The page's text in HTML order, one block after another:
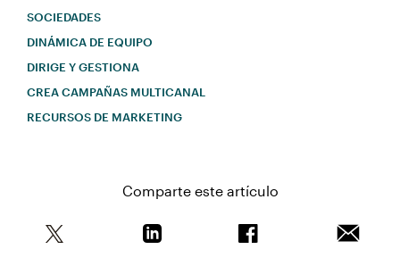
SOCIEDADES
DINÁMICA DE EQUIPO
DIRIGE Y GESTIONA
CREA CAMPAÑAS MULTICANAL
RECURSOS DE MARKETING
Comparte este artículo